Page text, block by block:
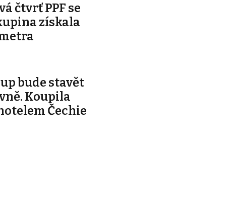
čtvrť PPF se
získala
bude stavět
Koupila
Čechie